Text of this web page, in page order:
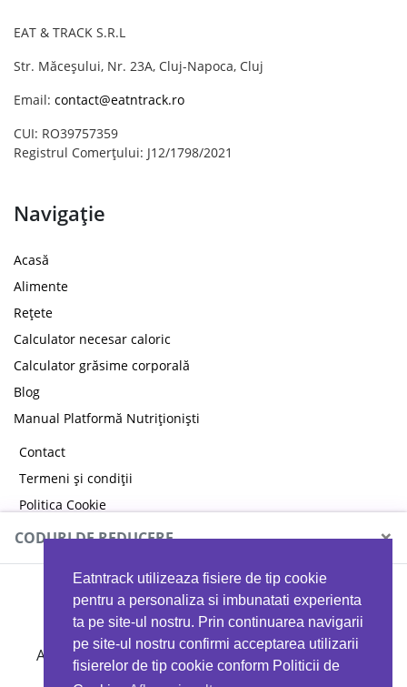
Eatntrack utilizeaza fisiere de tip cookie
pentru a personaliza si imbunatati experienta
ta pe site-ul nostru. Prin continuarea navigarii
pe site-ul nostru confirmi acceptarea utilizarii
fisierelor de tip cookie conform Politicii de
EAT & TRACK S.R.L
Str. Măceșului, Nr. 23A, Cluj-Napoca, Cluj
Email: contact@eatntrack.ro
CUI: RO39757359
Registrul Comerțului: J12/1798/2021
Navigație
Acasă
Alimente
Rețete
Calculator necesar caloric
Calculator grăsime corporală
Blog
Manual Platformă Nutriționiști
Contact
Termeni și condiții
Politica Cookie
Politica de confidențialitate
CODURI DE REDUCERE ×
MYPROTEIN
Ai 40%reducere la orice comandă folosind codul
EATTRACK